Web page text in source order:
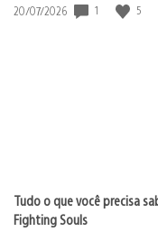
Data
20/07/2026 1 5
Tudo o que você precisa
Fighting Souls